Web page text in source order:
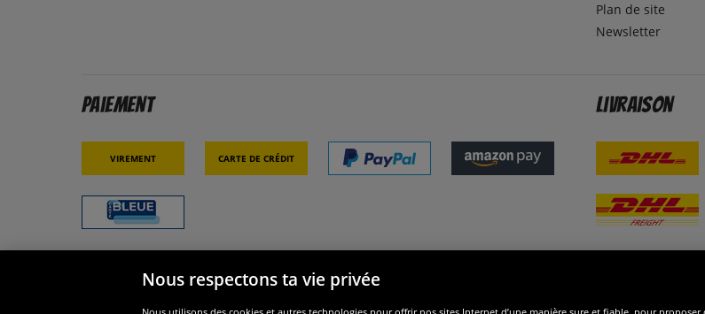
Plan de site
Newsletter
Paiement
Virement Carte de crédit
Livraison
Nous respectons ta vie privée